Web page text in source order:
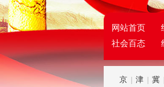
网站首页
社会百态
京 | 津 | 冀